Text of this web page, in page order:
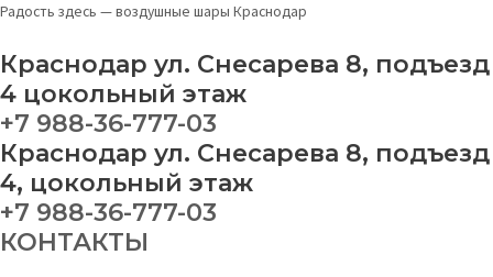
Перейти
содержимому
Радость здесь — воздушные шары Краснодар
Краснодар ул. Снесарева 8, подъезд
4 цокольный этаж
+7 988-36-777-03
Краснодар ул. Снесарева 8, подъезд
4, цокольный этаж
+7 988-36-777-03
КОНТАКТЫ
МенюКруг
quantity
This
has
variants.
The
options
be
chosen